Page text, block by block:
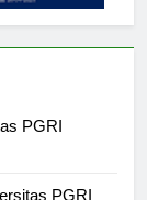
PGRI
PGRI